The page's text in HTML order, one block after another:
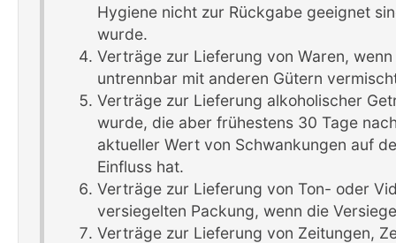
Hygiene nicht zur Rückgabe geeignet
wurde.
Verträge zur Lieferung von Waren,
untrennbar mit anderen Gütern
Verträge zur Lieferung alkoholischer
wurde, die aber frühestens 30 Tage
aktueller Wert von Schwankungen auf
Einfluss hat.
Verträge zur Lieferung von Ton- oder
versiegelten Packung, wenn die
Verträge zur Lieferung von Zeitungen,